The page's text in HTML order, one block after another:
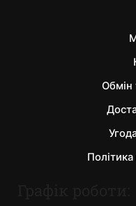
Обмін
Політика